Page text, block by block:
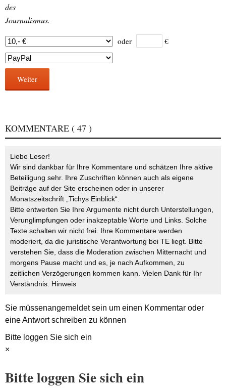
des
Journalismus.
oder €
Weiter
KOMMENTARE ( 47 )
Liebe Leser!
Wir sind dankbar für Ihre Kommentare und schätzen Ihre aktive
Beteiligung sehr. Ihre Zuschriften können auch als eigene
Beiträge auf der Site erscheinen oder in unserer
Monatszeitschrift „Tichys Einblick“.
Bitte entwerten Sie Ihre Argumente nicht durch Unterstellungen,
Verunglimpfungen oder inakzeptable Worte und Links. Solche
Texte schalten wir nicht frei. Ihre Kommentare werden
moderiert, da die juristische Verantwortung bei TE liegt. Bitte
verstehen Sie, dass die Moderation zwischen Mitternacht und
morgens Pause macht und es, je nach Aufkommen, zu
zeitlichen Verzögerungen kommen kann. Vielen Dank für Ihr
Verständnis. Hinweis
Sie müssenangemeldetsein um einen Kommentar oder
eine Antwort schreiben zu können
Bitte loggen Sie sich ein
×
Bitte loggen Sie sich ein